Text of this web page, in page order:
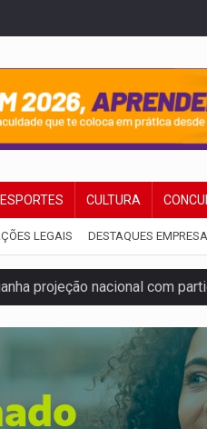
ESPORTES CULTURA
LEGAIS DESTAQUES
projeção nacional com
de chuvas isoladas
Geral delibera greve da
abre oficina de